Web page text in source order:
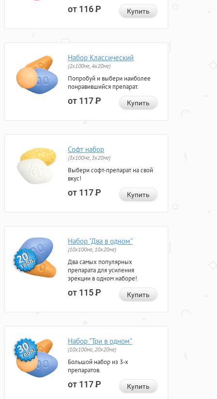
от 116Р Купить
Набор Классический
(2x100мг, 4x20мг)
Попробуй и выбери наиболее
понравившийся препарат.
от 117Р Купить
Софт набор
(3x100мг, 3x20мг)
Выбери софт-препарат на свой
вкус!
от 117Р Купить
Набор "Два в одном"
(10x100мг, 10x20мг)
Два самых популярных
препарата для усиления
эрекции в одном наборе!
от 115Р Купить
Набор "Три в одном"
(10x100мг, 20x20мг)
Большой набор из 3-х
препаратов.
от 117Р Купить